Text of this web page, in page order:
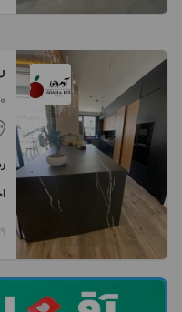
140
9 ماه پیش